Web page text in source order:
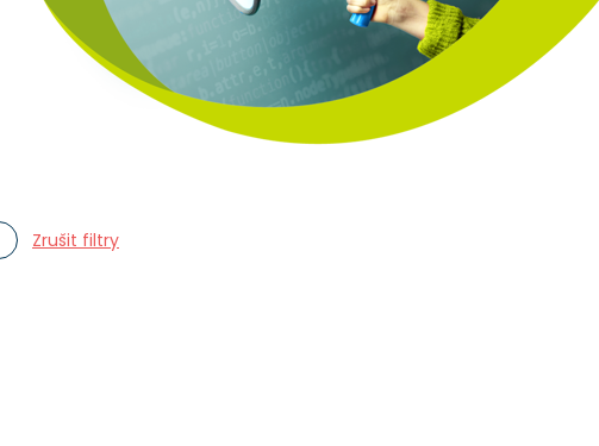
Zrušit filtry